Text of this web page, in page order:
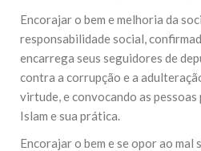
Encorajar o bem e melhoria da
responsabilidade social,
encarrega seus seguidores de
contra a corrupção e a
virtude, e convocando as pessoas
Islam e sua prática.
Encorajar o bem e se opor ao mal